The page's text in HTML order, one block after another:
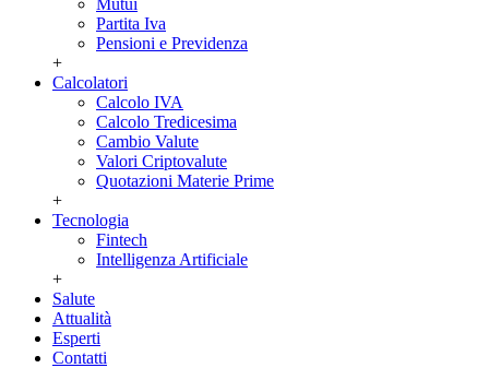
Partita Iva
Pensioni e Previdenza
+
Calcolatori
Calcolo IVA
Calcolo Tredicesima
Cambio Valute
Valori Criptovalute
Quotazioni Materie Prime
+
Tecnologia
Fintech
Intelligenza Artificiale
+
Salute
Attualità
Esperti
Contatti